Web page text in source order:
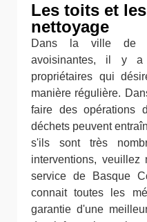
Les toits et
nettoyage
Dans la ville de
avoisinantes, il y
propriétaires qui
manière régulière.
faire des opérations
déchets peuvent
s'ils sont très
interventions,
service de Basque
connait toutes les
garantie d'une